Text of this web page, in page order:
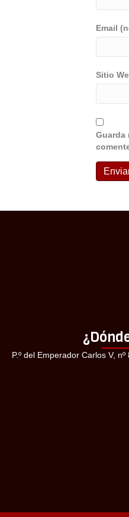
Email
Sitio
Guarda
P.º del Emperador Carlos V,